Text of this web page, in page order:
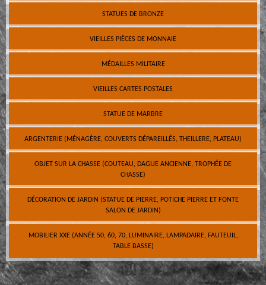
STATUES DE BRONZE
VIEILLES PIÈCES DE MONNAIE
MÉDAILLES MILITAIRE
VIEILLES CARTES POSTALES
STATUE DE MARBRE
ARGENTERIE (MÉNAGÈRE, COUVERTS DÉPAREILLÉS, THEILLERE, PLATEAU)
OBJET SUR LA CHASSE (COUTEAU, DAGUE ANCIENNE, TROPHÉE DE
CHASSE)
DÉCORATION DE JARDIN (STATUE DE PIERRE, POTICHE PIERRE ET FONTE
SALON DE JARDIN)
MOBILIER XXE (ANNÉE 50, 60, 70, LUMINAIRE, LAMPADAIRE, FAUTEUIL,
TABLE BASSE)